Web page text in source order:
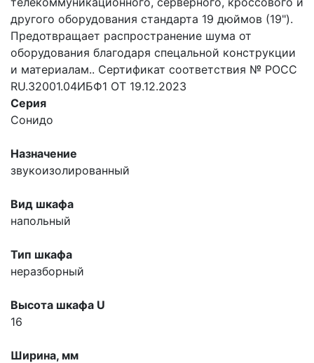
другого оборудования стандарта 19 дюймов (19").
Предотвращает распространение шума от
оборудования благодаря спецальной конструкции
и материалам.. Сертификат соответствия № РОСС
RU.32001.04ИБФ1 ОТ 19.12.2023
Серия
Сонидо
Назначение
звукоизолированный
Вид шкафа
напольный
Тип шкафа
неразборный
Высота шкафа U
16
Ширина, мм